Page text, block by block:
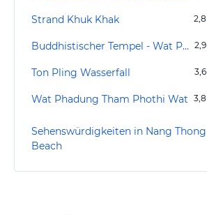
Strand Khuk Khak 2,8
Buddhistischer Tempel - Wat Phanat Nikhom 2,9
Ton Pling Wasserfall 3,6
Wat Phadung Tham Phothi Wat 3,8
Sehenswürdigkeiten in Nang Thong
Beach